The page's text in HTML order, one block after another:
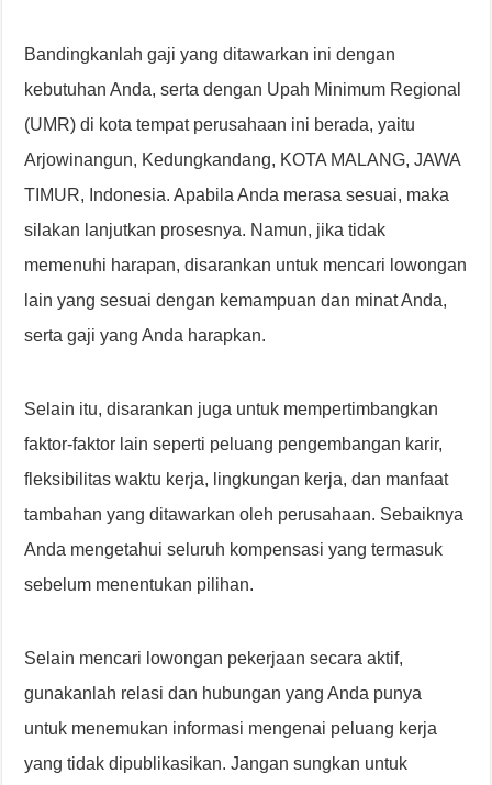
Bandingkanlah gaji yang ditawarkan ini dengan
kebutuhan Anda, serta dengan Upah Minimum Regional
(UMR) di kota tempat perusahaan ini berada, yaitu
Arjowinangun, Kedungkandang, KOTA MALANG, JAWA
TIMUR, Indonesia. Apabila Anda merasa sesuai, maka
silakan lanjutkan prosesnya. Namun, jika tidak
memenuhi harapan, disarankan untuk mencari lowongan
lain yang sesuai dengan kemampuan dan minat Anda,
serta gaji yang Anda harapkan.
Selain itu, disarankan juga untuk mempertimbangkan
faktor-faktor lain seperti peluang pengembangan karir,
fleksibilitas waktu kerja, lingkungan kerja, dan manfaat
tambahan yang ditawarkan oleh perusahaan. Sebaiknya
Anda mengetahui seluruh kompensasi yang termasuk
sebelum menentukan pilihan.
Selain mencari lowongan pekerjaan secara aktif,
gunakanlah relasi dan hubungan yang Anda punya
untuk menemukan informasi mengenai peluang kerja
yang tidak dipublikasikan. Jangan sungkan untuk